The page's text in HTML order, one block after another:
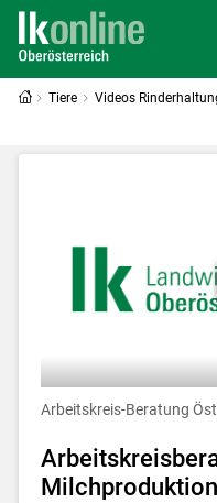
Tiere Videos
Arbeitskreis-Beratung
Milchproduktion